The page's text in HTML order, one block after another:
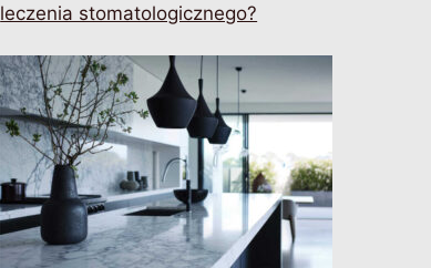
leczenia stomatologicznego?